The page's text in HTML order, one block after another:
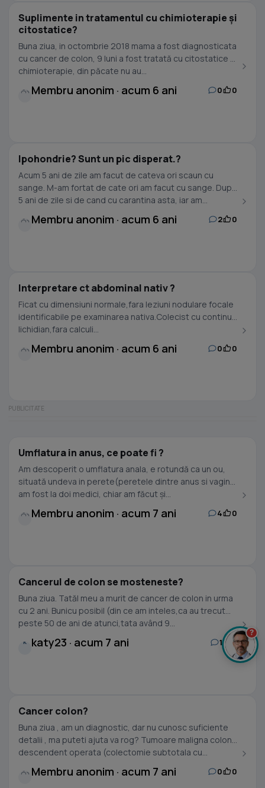
Suplimente in tratamentul cu chimioterapie și
citostatice?
Buna ziua, in octombrie 2018 mama a fost diagnosticata
cu cancer de colon, 9 luni a fost tratată cu citostatice și
chimioterapie, din păcate nu au...
Membru anonim · acum 6 ani 0 0
Ipohondrie? Sunt un pic disperat.?
Acum 5 ani de zile am facut de cateva ori scaun cu
sange. M-am fortat de cate ori am facut cu sange. Dupa
5 ani de zile si de cand cu carantina asta, iar am...
Membru anonim · acum 6 ani 2 0
Interpretare ct abdominal nativ ?
Ficat cu dimensiuni normale,fara leziuni nodulare focale
identificabile pe examinarea nativa.Colecist cu continut
lichidian,fara calculi...
Membru anonim · acum 6 ani 0 0
Umflatura in anus, ce poate fi ?
Am descoperit o umflatura anala, e rotundă ca un ou,
situată undeva in perete(peretele dintre anus si vagin),
am fost la doi medici, chiar am făcut și...
Membru anonim · acum 7 ani 4 0
Cancerul de colon se mosteneste?
Buna ziua. Tatăl meu a murit de cancer de colon in urma
cu 2 ani. Bunicu posibil (din ce am inteles,ca au trecut
peste 50 de ani de atunci,tata având 9...
K katy23 · acum 7 ani 1 0
Cancer colon?
Buna ziua , am un diagnostic, dar nu cunosc suficiente
detalii , ma puteti ajuta va rog? Tumoare maligna colon
descendent operata (colectomie subtotala cu...
Membru anonim · acum 7 ani 0 0
?